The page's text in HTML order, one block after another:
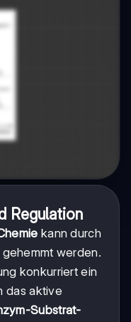
Regulation
kann durch
werden.
konkurriert ein
das aktive
Substrat-